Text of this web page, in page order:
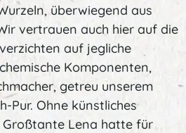
überwiegend aus
vertrauen auch hier auf die
auf jegliche
Komponenten,
getreu unserem
Pur. Ohne künstliches
Lena hatte für